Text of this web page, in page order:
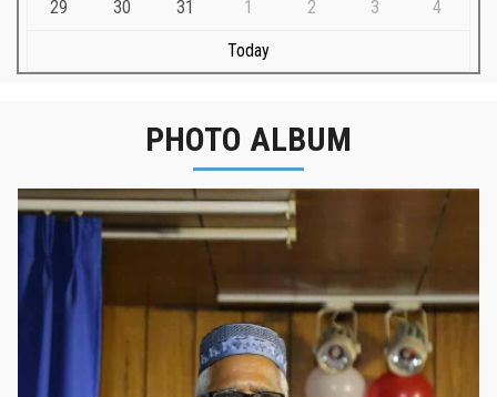
29 30 31 1 2 3 4
Today
PHOTO ALBUM